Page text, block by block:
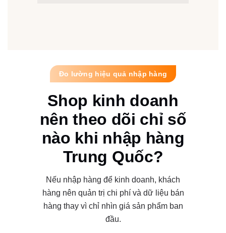
Đo lường hiệu quả nhập hàng
Shop kinh doanh
nên theo dõi chỉ số
nào khi nhập hàng
Trung Quốc?
Nếu nhập hàng để kinh doanh, khách
hàng nên quản trị chi phí và dữ liệu bán
hàng thay vì chỉ nhìn giá sản phẩm ban
đầu.